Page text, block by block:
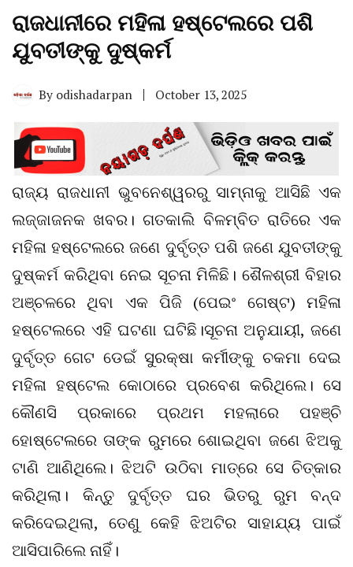
ରାଜଧାନୀରେ ମହିଳା ହଷ୍ଟେଲରେ ପଶି
ଯୁବତୀଙ୍କୁ ଦୁଷ୍କର୍ମ
By odishadarpan October 13, 2025
ରାଜ୍ୟ ରାଜଧାନୀ ଭୁବନେଶ୍ୱରରୁ ସାମ୍ନାକୁ ଆସିଛି ଏକ
ଲଜ୍ଜାଜନକ ଖବର। ଗତକାଲି ବିଳମ୍ବିତ ରାତିରେ ଏକ
ମହିଳା ହଷ୍ଟେଲରେ ଜଣେ ଦୁର୍ବୃତ୍ତ ପଶି ଜଣେ ଯୁବତୀଙ୍କୁ
ଦୁଷ୍କର୍ମ କରିଥିବା ନେଇ ସୂଚନା ମିଳିଛି। ଶୈଳଶ୍ରୀ ବିହାର
ଅଞ୍ଚଳରେ ଥିବା ଏକ ପିଜି (ପେଇଂ ଗେଷ୍ଟ) ମହିଳା
ହଷ୍ଟେଲରେ ଏହି ଘଟଣା ଘଟିଛି।ସୂଚନା ଅନୁଯାୟୀ, ଜଣେ
ଦୁର୍ବୃତ୍ତ ଗେଟ ଡେଇଁ ସୁରକ୍ଷା କର୍ମୀଙ୍କୁ ଚକମା ଦେଇ
ମହିଳା ହଷ୍ଟେଲ କୋଠାରେ ପ୍ରବେଶ କରିଥିଲେ। ସେ
କୌଣସି ପ୍ରକାରେ ପ୍ରଥମ ମହଲାରେ ପହଞ୍ଚି
ହୋଷ୍ଟେଲରେ ତାଙ୍କ ରୁମରେ ଶୋଇଥିବା ଜଣେ ଝିଅକୁ
ଟାଣି ଆଣିଥିଲେ। ଝିଅଟି ଉଠିବା ମାତ୍ରେ ସେ ଚିତ୍କାର
କରିଥିଲା। କିନ୍ତୁ ଦୁର୍ବୃତ୍ତ ଘର ଭିତରୁ ରୁମ ବନ୍ଦ
କରିଦେଇଥିଲା, ତେଣୁ କେହି ଝିଅଟିର ସାହାଯ୍ୟ ପାଇଁ
ଆସିପାରିଲେ ନାହିଁ।